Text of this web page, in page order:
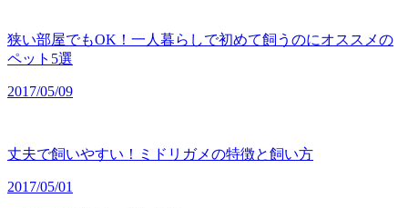
狭い部屋でもOK！一人暮らしで初めて飼うのにオススメの
ペット5選
2017/05/09
丈夫で飼いやすい！ミドリガメの特徴と飼い方
2017/05/01